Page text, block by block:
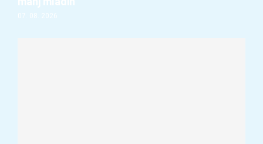
07. 08. 2026